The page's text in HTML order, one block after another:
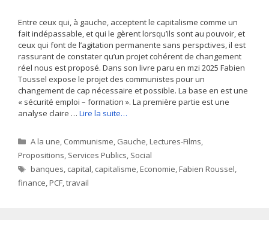
Entre ceux qui, à gauche, acceptent le capitalisme comme un
fait indépassable, et qui le gèrent lorsqu’ils sont au pouvoir, et
ceux qui font de l’agitation permanente sans perspctives, il est
rassurant de constater qu’un projet cohérent de changement
réel nous est proposé. Dans son livre paru en mzi 2025 Fabien
Toussel expose le projet des communistes pour un
changement de cap nécessaire et possible. La base en est une
« sécurité emploi – formation ». La première partie est une
analyse claire … Lire la suite…
Catégories
A la une, Communisme, Gauche,Lectures-Films,
Propositions, Services Publics, Social
Étiquettes
banques, capital, capitalisme,Economie,Fabien Roussel,
finance,PCF,travail